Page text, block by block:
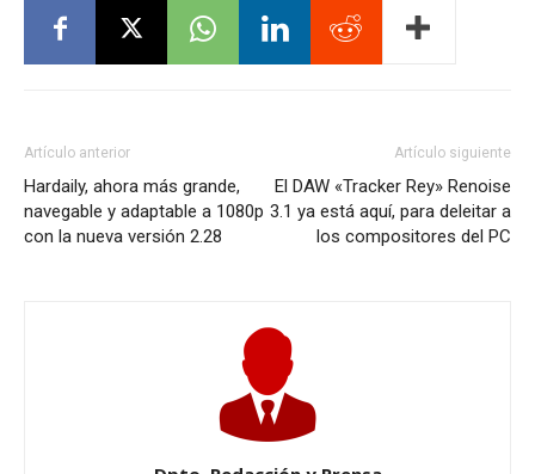
Artículo anterior
Hardaily, ahora más grande,
navegable y adaptable a 1080p
con la nueva versión 2.28
Artículo siguiente
El DAW «Tracker Rey» Renoise
3.1 ya está aquí, para deleitar a
los compositores del PC